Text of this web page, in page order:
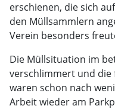
erschienen, die sich
den Müllsammlern
Verein besonders
Die Müllsituation im
verschlimmert und die
waren schon nach
Arbeit wieder am